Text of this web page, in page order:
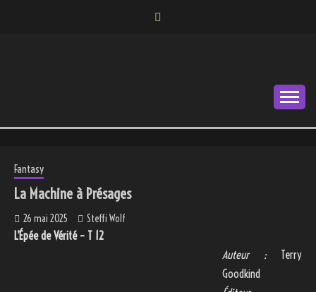
STEFFI WOLF
Fantasy
La Machine à Présages
26 mai 2025 Steffi Wolf
L’Épée de Vérité – T 12
Auteur :Terry
Goodkind